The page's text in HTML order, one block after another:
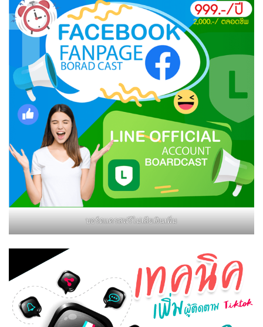
บอร์ดแครสฟรีไม่เสียเงินเพิ่ม